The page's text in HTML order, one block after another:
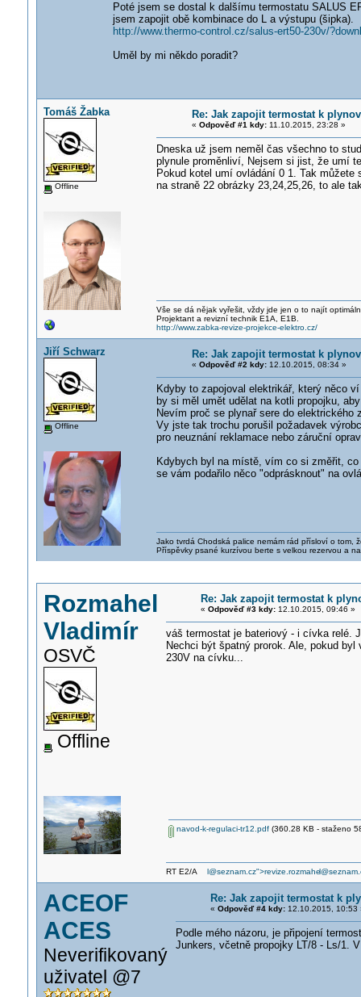
Poté jsem se dostal k dalšímu termostatu SALUS
jsem zapojit obě kombinace do L a výstupu (šipka).
http://www.thermo-control.cz/salus-ert50-230v/
Uměl by mi někdo poradit?
Tomáš Žabka
Offline
Re: Jak zapojit termostat k
« Odpověď #1 kdy:11.10.2015, 23:28 »
Dneska už jsem neměl čas všechno to
plynule proměnliví, Nejsem si jist, že umí
Pokud kotel umí ovládání 0 1. Tak
na straně 22 obrázky 23,24,25,26, to ale
Vše se dá nějak vyřešit, vždy jde jen o to najít
Projektant a revizní technik E1A, E1B.
http://www.zabka-revize-projekce-elektro.cz/
Jiří Schwarz
Offline
Re: Jak zapojit termostat k
« Odpověď #2 kdy:12.10.2015, 08:34 »
Kdyby to zapojoval elektrikář, který něco
by si měl umět udělat na kotli propojku,
Nevím proč se plynař sere do
Vy jste tak trochu porušil požadavek
pro neuznání reklamace nebo záruční
Kdybych byl na místě, vím co si změřit,
se vám podařilo něco "odprásknout" na
Jako tvrdá Chodská palice nemám rád přísloví o tom,
Příspěvky psané kurzívou berte s velkou rezervou a
Rozmahel
Vladimír
OSVČ
Offline
Re: Jak zapojit termostat k
« Odpověď #3 kdy:12.10.2015, 09:46 »
váš termostat je bateriový - i cívka relé.
Nechci být špatný prorok. Ale, pokud
230V na cívku...
navod-k-regulaci-tr12.pdf(360.28 KB - staženo
RT E2/A l@seznam.cz">revize.rozmahe
ACEOF
ACES
Neverifikovaný
uživatel @7
Re: Jak zapojit termostat k
« Odpověď #4 kdy:12.10.2015, 10:53
Podle mého názoru, je připojení
Junkers, včetně propojky LT/8 - Ls/1.